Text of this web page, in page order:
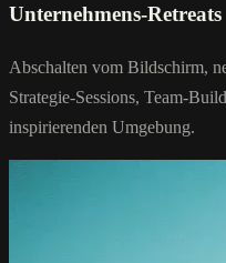
Unternehmens-Retreats
Abschalten vom Bildschirm,
Strategie-Sessions, Team-
inspirierenden Umgebung.